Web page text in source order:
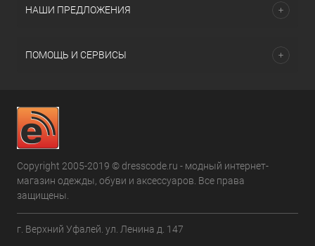
НАШИ ПРЕДЛОЖЕНИЯ
ПОМОЩЬ И СЕРВИСЫ
Copyright 2005-2019 © dresscode.ru - модный интернет-
магазин одежды, обуви и аксессуаров. Все права
защищены.
г. Верхний Уфалей. ул. Ленина д. 147